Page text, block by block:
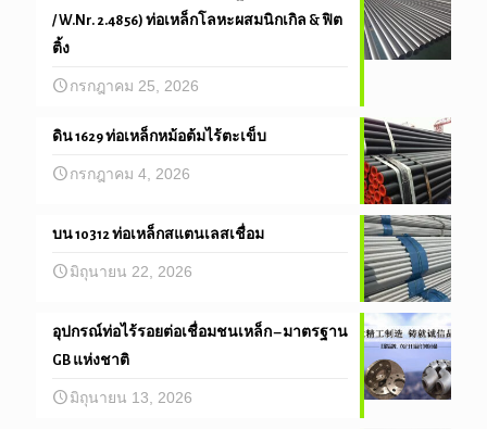
/ W.Nr. 2.4856) ท่อเหล็กโลหะผสมนิกเกิล & ฟิต
ติ้ง
กรกฎาคม 25, 2026
ดิน 1629 ท่อเหล็กหม้อต้มไร้ตะเข็บ
กรกฎาคม 4, 2026
บน 10312 ท่อเหล็กสแตนเลสเชื่อม
มิถุนายน 22, 2026
อุปกรณ์ท่อไร้รอยต่อเชื่อมชนเหล็ก – มาตรฐาน
GB แห่งชาติ
มิถุนายน 13, 2026